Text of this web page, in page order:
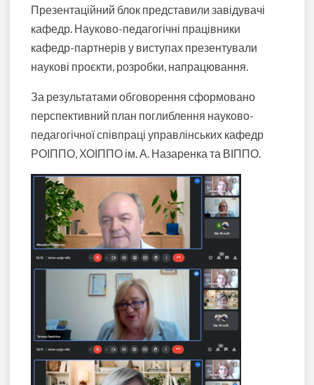
Презентаційний блок представили завідувачі
кафедр. Науково-педагогічні працівники
кафедр-партнерів у виступах презентували
наукові проєкти, розробки, напрацювання.
За результатами обговорення сформовано
перспективний план поглиблення науково-
педагогічної співпраці управлінських кафедр
РОІППО, ХОІППО ім. А. Назаренка та ВІППО.